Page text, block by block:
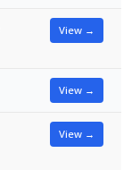
View →
View →
View →